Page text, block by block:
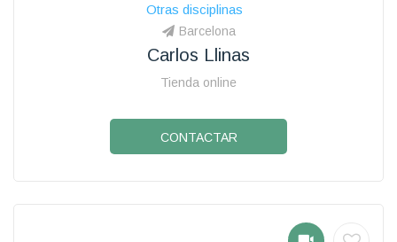
Otras disciplinas
Barcelona
Carlos Llinas
Tienda online
CONTACTAR